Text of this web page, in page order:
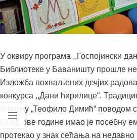
У оквиру програма ,,Госпојински
Библиотеке у Баваништу прошле
Изложба похваљених дечјих
конкурса ,,Дани ћирилице“.
огранку „Теофило Димић“ поводом
СПЦ, ове године имао је посебну
протекао у знак сећања на